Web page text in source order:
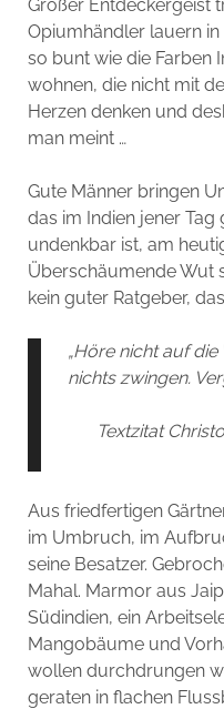
Großer Entdeckergeist
Opiumhändler lauern in
so bunt wie die Farben
wohnen, die nicht mit
Herzen denken und
man meint …
Gute Männer bringen
das im Indien jener Tag
undenkbar ist, am
Überschäumende Wut
kein guter Ratgeber,
„Höre nicht auf
nichts zwingen.
Textzitat
Aus friedfertigen
im Umbruch, im
seine Besatzer.
Mahal. Marmor aus
Südindien, ein
Mangobäume und
wollen durchdrungen
geraten in flachen